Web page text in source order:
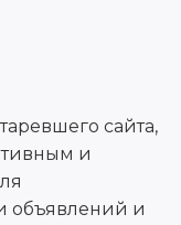
сайта,
и
объявлений и